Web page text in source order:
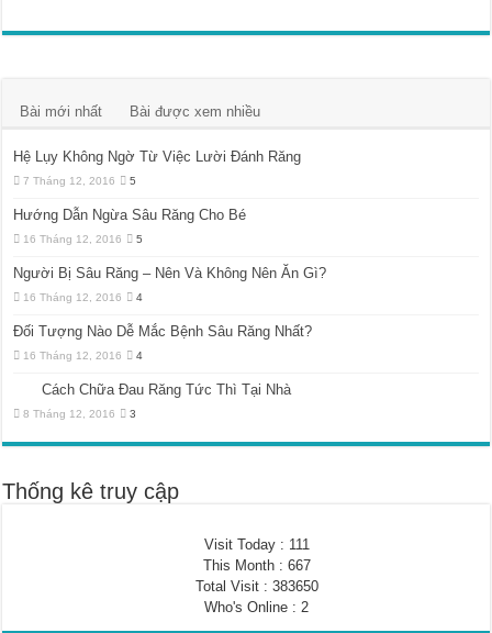
Bài mới nhất Bài được xem nhiều
Hệ Lụy Không Ngờ Từ Việc Lười Đánh Răng
7 Tháng 12, 2016 5
Hướng Dẫn Ngừa Sâu Răng Cho Bé
16 Tháng 12, 2016 5
Người Bị Sâu Răng – Nên Và Không Nên Ăn Gì?
16 Tháng 12, 2016 4
Đối Tượng Nào Dễ Mắc Bệnh Sâu Răng Nhất?
16 Tháng 12, 2016 4
Cách Chữa Đau Răng Tức Thì Tại Nhà
8 Tháng 12, 2016 3
Thống kê truy cập
Visit Today : 111
This Month : 667
Total Visit : 383650
Who's Online : 2